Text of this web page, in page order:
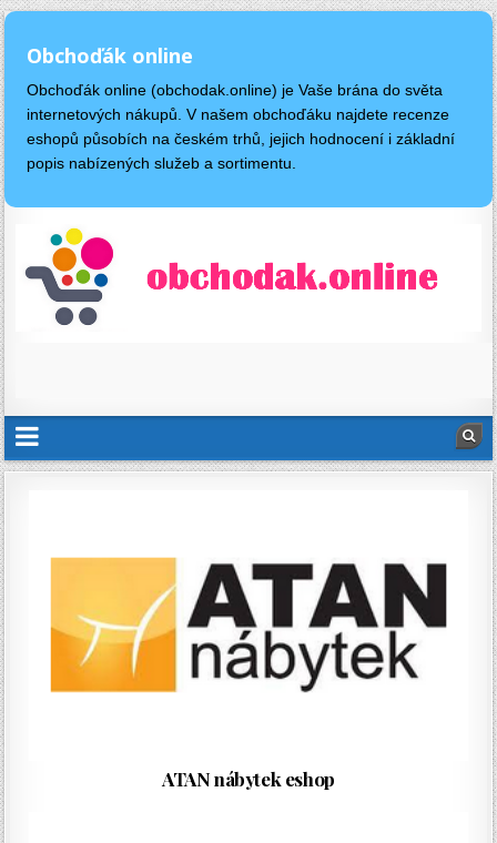
Obchoďák online
Obchoďák online (obchodak.online) je Vaše brána do světa
internetových nákupů. V našem obchoďáku najdete recenze
eshopů působích na českém trhů, jejich hodnocení i základní
popis nabízených služeb a sortimentu.
ATAN nábytek eshop